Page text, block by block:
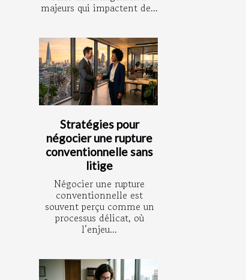
majeurs qui impactent de...
Stratégies pour
négocier une rupture
conventionnelle sans
litige
Négocier une rupture
conventionnelle est
souvent perçu comme un
processus délicat, où
l’enjeu...